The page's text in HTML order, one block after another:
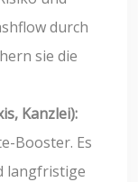
durch
sie die
Kanzlei):
Booster. Es
langfristige